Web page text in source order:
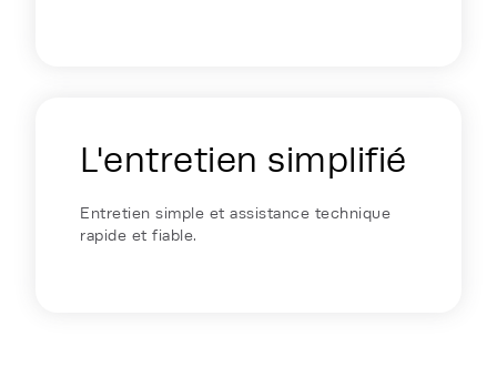
L'entretien simplifié
Entretien simple et assistance technique
rapide et fiable.